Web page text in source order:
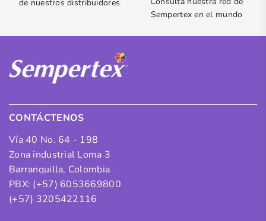
de nuestros distribuidores
Sempertex en el mundo
CONTÁCTENOS
Vía 40 No. 64 - 198
Zona industrial Loma 3
Barranquilla, Colombia
PBX: (+57) 6053669800
(+57) 3205422116